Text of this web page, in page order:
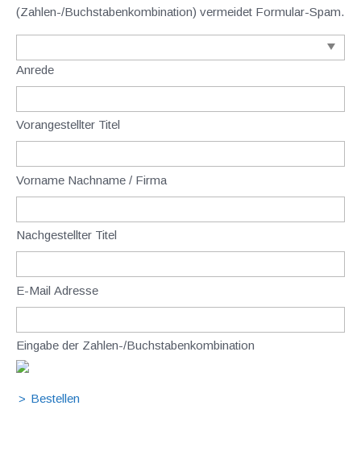
(Zahlen-/Buchstabenkombination) vermeidet Formular-Spam.
Anrede
Vorangestellter Titel
Vorname Nachname / Firma
Nachgestellter Titel
E-Mail Adresse
Eingabe der Zahlen-/Buchstabenkombination